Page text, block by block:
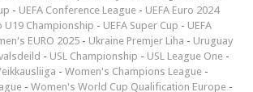
- UEFA Conference League - UEFA Euro 2024
U19 Championship - UEFA Super Cup - UEFA
EURO 2025 - Ukraine Premjer Liha - Uruguay
- USL Championship - USL League One -
- Women's Champions League -
- Women's World Cup Qualification Europe -